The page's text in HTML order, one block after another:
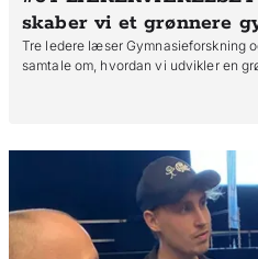
skaber vi et grønnere
Tre ledere læser Gymnasieforskning
samtale om, hvordan vi udvikler en